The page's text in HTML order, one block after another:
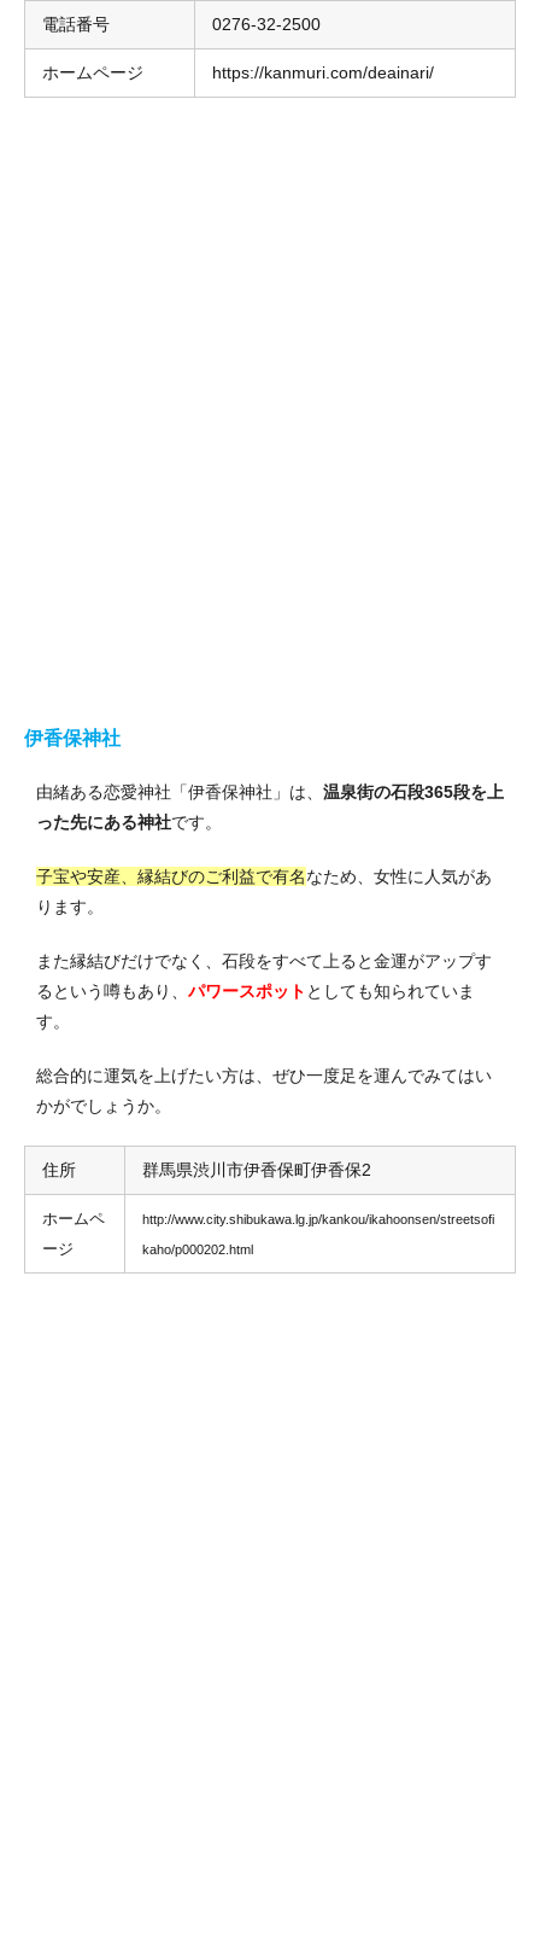
電話番号 0276-32-2500
ホームページ https://kanmuri.com/deainari/
伊香保神社
由緒ある恋愛神社「伊香保神社」は、 温泉街の石段365段を上
った先にある神社です。
子宝や安産、縁結びのご利益で有名なため、女性に人気があ
ります。
また縁結びだけでなく、石段をすべて上ると金運がアップす
るという噂もあり、 パワースポット としても知られていま
す。
総合的に運気を上げたい方は、ぜひ一度足を運んでみてはい
かがでしょうか。
住所 群馬県渋川市伊香保町伊香保2
ホームペ
ージ
http://www.city.shibukawa.lg.jp/kankou/ikahoonsen/streetsofi
kaho/p000202.html